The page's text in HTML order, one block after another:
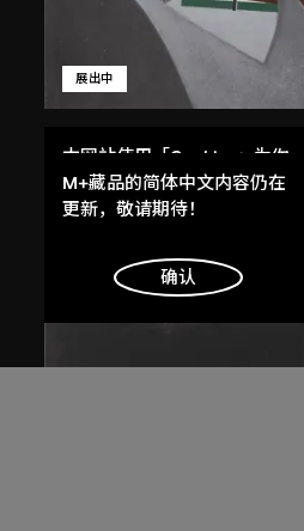
扎哈．哈迪德
展出中
斜坡入口／坡度入口
目，香港（1983年競
本网站使用「Cookies」为你
提供最好的网站体验。
了解更多
明白
M+藏品的简体中文内容仍在
更新，敬请期待！
确认